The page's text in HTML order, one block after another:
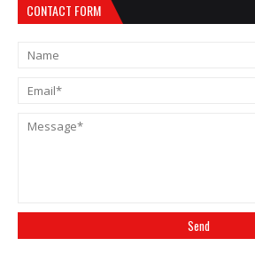
CONTACT FORM